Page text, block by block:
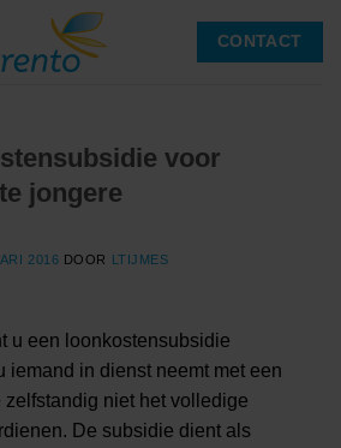
CONTACT
voor
jongere
2016 DOOR LTIJMES
u een loonkostensubsidie
iemand in dienst neemt met een
niet het volledige
De subsidie dient als